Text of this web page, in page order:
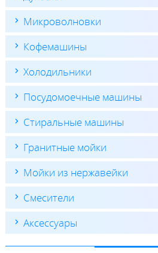
Микроволновки
Кофемашины
Холодильники
Посудомоечные машины
Стиральные машины
Гранитные мойки
Мойки из нержавейки
Смесители
Аксессуары